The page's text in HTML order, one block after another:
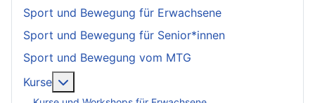
Sport und Bewegung für Erwachsene
Sport und Bewegung für Senior*innen
Sport und Bewegung vom MTG
Kurse